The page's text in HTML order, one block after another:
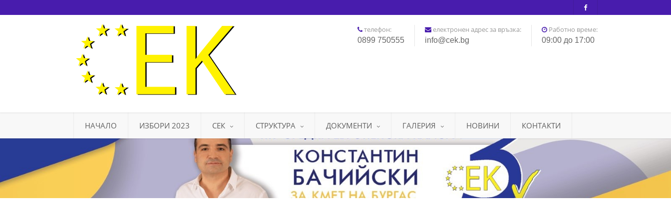
телефон:
0899 750555
електронен адрес за връзка:
info@cek.bg
Работно време:
09:00 до 17:00
НАЧАЛО ИЗБОРИ 2023 СЕК СТРУКТУРА ДОКУМЕНТИ ГАЛЕРИЯ НОВИНИ КОНТАКТИ